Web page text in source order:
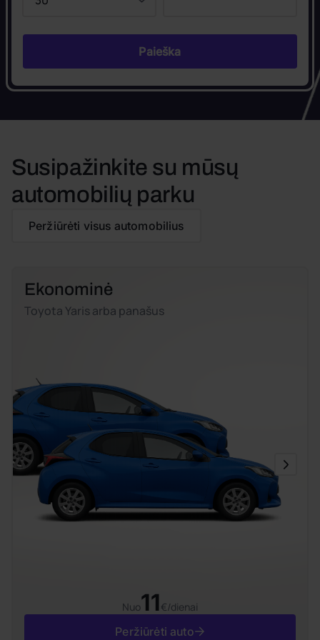
Paieška
Susipažinkite su mūsų
automobilių parku
Peržiūrėti visus automobilius
Ekonominė
Toyota Yaris arba panašus
Nuo11€/dienai
Peržiūrėti auto